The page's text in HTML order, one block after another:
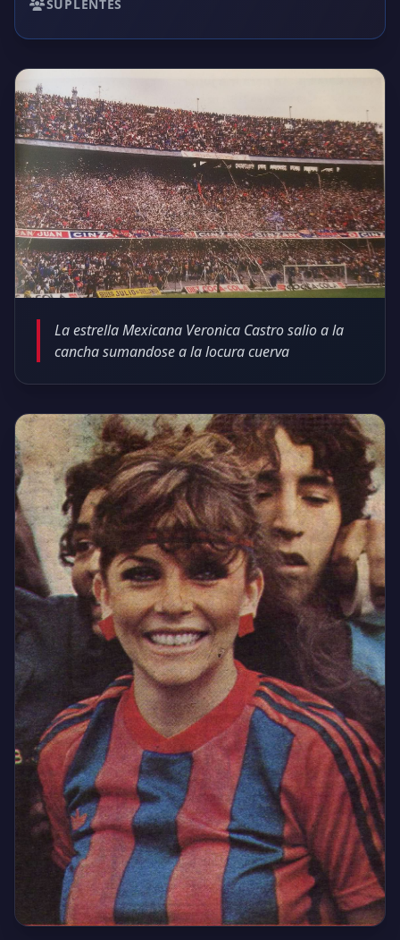
SUPLENTES
La estrella Mexicana Veronica Castro salio a la
cancha sumandose a la locura cuerva